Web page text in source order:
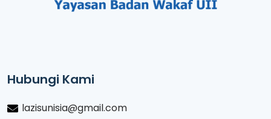
Hubungi Kami
lazisunisia@gmail.com